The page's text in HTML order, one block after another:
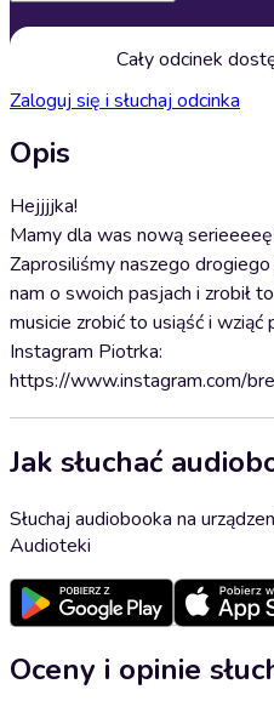
Cały odcinek
Zaloguj się i słuchaj odcinka
Opis
Hejjjjka!
Mamy dla was nową
Zaprosiliśmy naszego
nam o swoich pasjach i zrobił
musicie zrobić to usiąść i wziąć
Instagram Piotrka:
https://www.instagram.com/
Jak słuchać
Słuchaj audiobooka na
Audioteki
Oceny i opinie